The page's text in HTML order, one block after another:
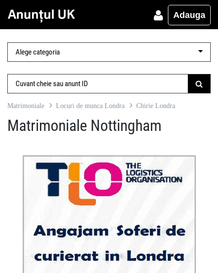
Adauga
Matrimoniale Locuri de munca Londra Chirie Londra
Matrimoniale Nottingham